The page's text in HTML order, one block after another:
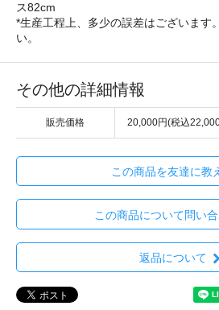
ス82cm
*生産工程上、多少の誤差はございます
い。
その他の詳細情報
販売価格 20,000円(税込
この商品を友達に教
この商品について問い
返品について